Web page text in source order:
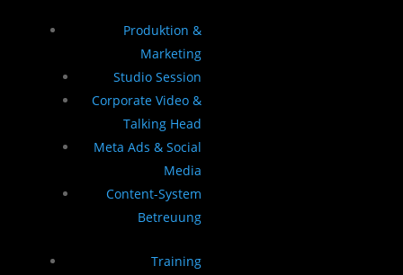
Produktion &
Marketing
Studio Session
Corporate Video &
Talking Head
Meta Ads & Social
Media
Content-System
Betreuung
Training